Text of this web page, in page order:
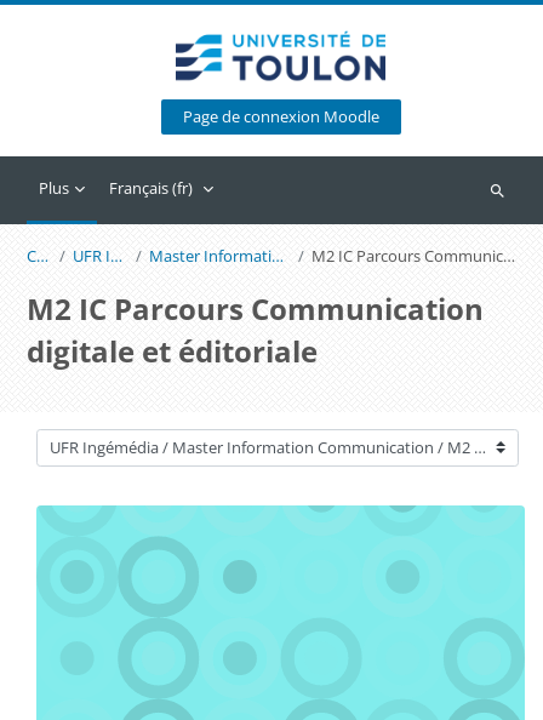
Page de connexion Moodle
Plus Français ‎(fr)‎
Cours UFR Ingémédia Master Information Communication M2 IC Parcours Communication digitale et éditoriale
M2 IC Parcours Communication
digitale et éditoriale
Catégories de cours